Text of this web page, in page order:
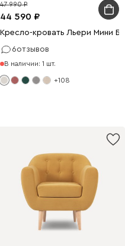
Латте
44 590
47 990
Кресло-кровать Льери Мини
6отзывов
В наличии: 1 шт.
+108